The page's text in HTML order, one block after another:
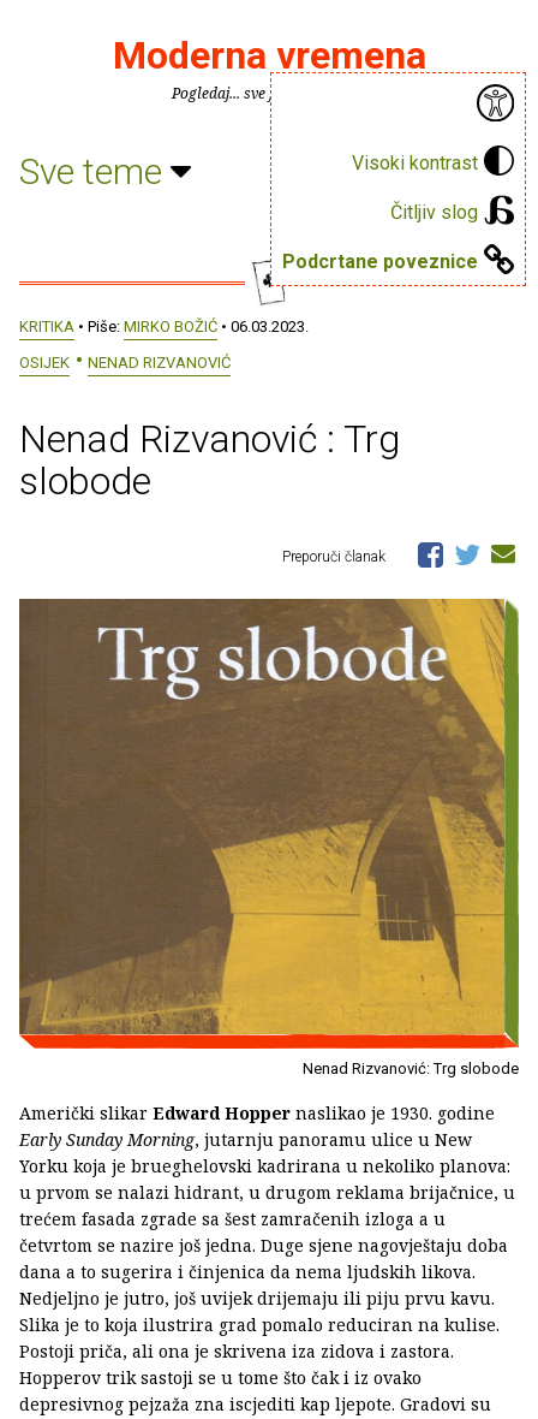
Visoki kontrast
Čitljiv slog
Podcrtane poveznice
Moderna vremena
Pogledaj... sve je puno knjiga.
Sve teme
KRITIKA • Piše: MIRKO BOŽIĆ • 06.03.2023.
OSIJEK
NENAD RIZVANOVIĆ
Nenad Rizvanović : Trg
slobode
Preporuči članak
Nenad Rizvanović: Trg slobode
Američki slikar Edward Hopper naslikao je 1930. godine
Early Sunday Morning, jutarnju panoramu ulice u New
Yorku koja je brueghelovski kadrirana u nekoliko planova:
u prvom se nalazi hidrant, u drugom reklama brijačnice, u
trećem fasada zgrade sa šest zamračenih izloga a u
četvrtom se nazire još jedna. Duge sjene nagovještaju doba
dana a to sugerira i činjenica da nema ljudskih likova.
Nedjeljno je jutro, još uvijek drijemaju ili piju prvu kavu.
Slika je to koja ilustrira grad pomalo reduciran na kulise.
Postoji priča, ali ona je skrivena iza zidova i zastora.
Hopperov trik sastoji se u tome što čak i iz ovako
depresivnog pejzaža zna iscjediti kap ljepote. Gradovi su